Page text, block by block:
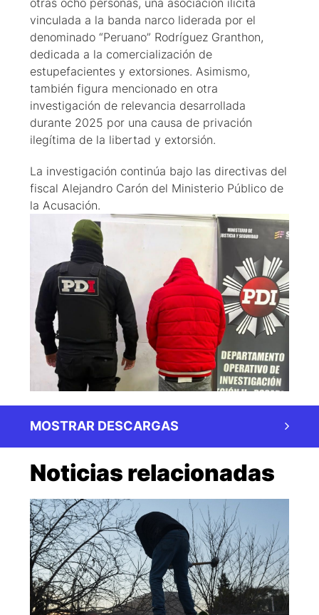
otras ocho personas, una asociación ilícita
vinculada a la banda narco liderada por el
denominado “Peruano” Rodríguez Granthon,
dedicada a la comercialización de
estupefacientes y extorsiones. Asimismo,
también figura mencionado en otra
investigación de relevancia desarrollada
durante 2025 por una causa de privación
ilegítima de la libertad y extorsión.
La investigación continúa bajo las directivas del
fiscal Alejandro Carón del Ministerio Público de
la Acusación.
MOSTRAR DESCARGAS
Noticias relacionadas